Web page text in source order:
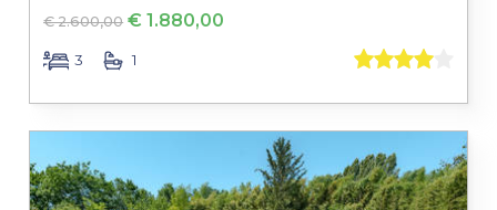
€ 2.600,00 € 1.880,00
3 1